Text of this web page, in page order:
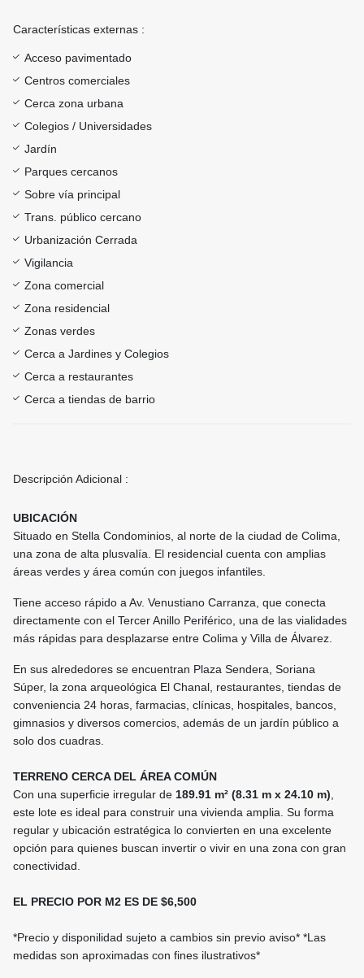
Características externas :
Acceso pavimentado
Centros comerciales
Cerca zona urbana
Colegios / Universidades
Jardín
Parques cercanos
Sobre vía principal
Trans. público cercano
Urbanización Cerrada
Vigilancia
Zona comercial
Zona residencial
Zonas verdes
Cerca a Jardines y Colegios
Cerca a restaurantes
Cerca a tiendas de barrio
Descripción Adicional :
UBICACIÓN
Situado en Stella Condominios, al norte de la ciudad de Colima,
una zona de alta plusvalía. El residencial cuenta con amplias
áreas verdes y área común con juegos infantiles.
Tiene acceso rápido a Av. Venustiano Carranza, que conecta
directamente con el Tercer Anillo Periférico, una de las vialidades
más rápidas para desplazarse entre Colima y Villa de Álvarez.
En sus alrededores se encuentran Plaza Sendera, Soriana
Súper, la zona arqueológica El Chanal, restaurantes, tiendas de
conveniencia 24 horas, farmacias, clínicas, hospitales, bancos,
gimnasios y diversos comercios, además de un jardín público a
solo dos cuadras.
TERRENO CERCA DEL ÁREA COMÚN
Con una superficie irregular de 189.91 m² (8.31 m x 24.10 m),
este lote es ideal para construir una vivienda amplia. Su forma
regular y ubicación estratégica lo convierten en una excelente
opción para quienes buscan invertir o vivir en una zona con gran
conectividad.
EL PRECIO POR M2 ES DE $6,500
*Precio y disponilidad sujeto a cambios sin previo aviso* *Las
medidas son aproximadas con fines ilustrativos*